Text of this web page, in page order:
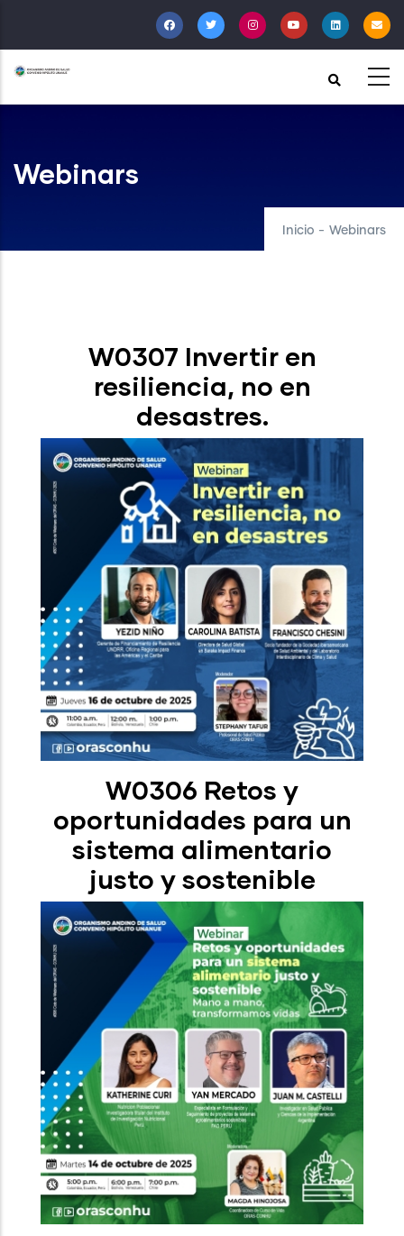
al
contenido
principal
Webinars
Inicio - Webinars
W0307 Invertir en
resiliencia, no en
desastres.
W0306 Retos y
oportunidades para un
sistema alimentario
justo y sostenible